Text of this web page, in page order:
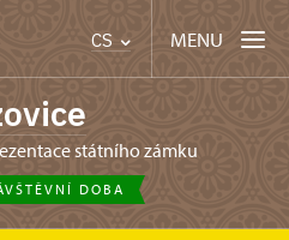
CS MENU
státního zámku
DOBA